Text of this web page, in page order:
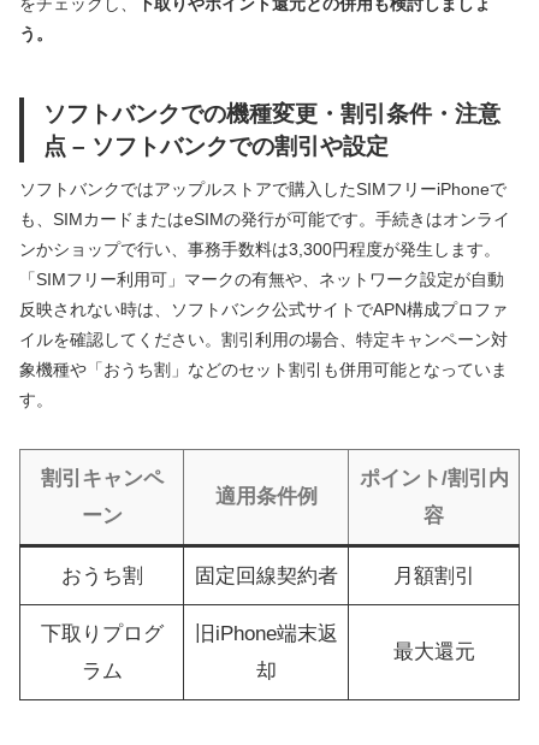
う。
ソフトバンクでの機種変更・割引条件・注意
点 – ソフトバンクでの割引や設定
ソフトバンクではアップルストアで購入したSIMフリーiPhoneで
も、SIMカードまたはeSIMの発行が可能です。手続きはオンライ
ンかショップで行い、事務手数料は3,300円程度が発生します。
「SIMフリー利用可」マークの有無や、ネットワーク設定が自動
反映されない時は、ソフトバンク公式サイトでAPN構成プロファ
イルを確認してください。割引利用の場合、特定キャンペーン対
象機種や「おうち割」などのセット割引も併用可能となっていま
す。
割引キャンペ
ーン
適用条件例
ポイント/割引内
容
おうち割 固定回線契約者 月額割引
下取りプログ
ラム
旧iPhone端末返
却
最大還元